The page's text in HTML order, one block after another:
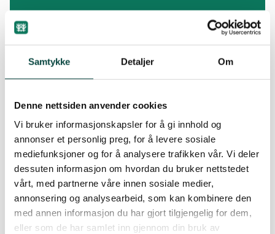
Samtykke Detaljer Om
Denne nettsiden anvender cookies
Vi bruker informasjonskapsler for å gi innhold og
annonser et personlig preg, for å levere sosiale
mediefunksjoner og for å analysere trafikken vår. Vi deler
dessuten informasjon om hvordan du bruker nettstedet
vårt, med partnerne våre innen sosiale medier,
annonsering og analysearbeid, som kan kombinere den
med annen informasjon du har gjort tilgjengelig for dem,
eller som de har samlet inn gjennom din bruk av
Nundalselvi
grunn av vassdragsregulering.
390vassdrag
er vernet mot utbygging gjennom
verneplaner og suppleringer.
1000-vis av fisk
risikerer å dø eller få store skader hvis den